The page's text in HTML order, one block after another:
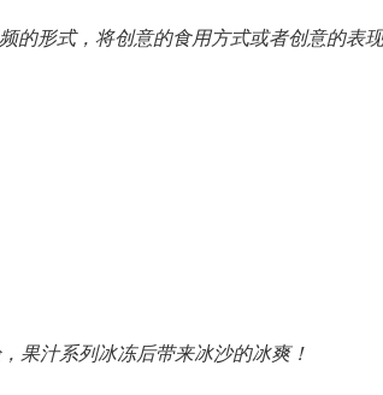
的形式，将创意的食用方式或者创意的表
果汁系列冰冻后带来冰沙的冰爽！